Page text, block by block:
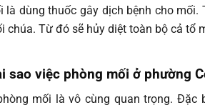
là dùng thuốc gây dịch bệnh cho
chúa. Từ đó sẽ hủy diệt toàn bộ cả tổ
sao việc phòng mối ở phường
mối là vô cùng quan trọng. Đặc